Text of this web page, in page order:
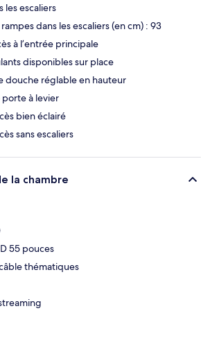
les escaliers
dans les escaliers (en cm) : 93
à l’entrée principale
disponibles sur place
douche réglable en hauteur
à levier
bien éclairé
sans escaliers
la chambre
55 pouces
thématiques